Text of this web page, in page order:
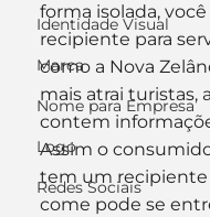
Identidade Visual
Marca
Nome para Empresa
Logo
Redes Sociais
forma isolada,
recipiente para
como a Nova
mais atrai turistas,
contem
Assim o
tem um recipiente
come pode se